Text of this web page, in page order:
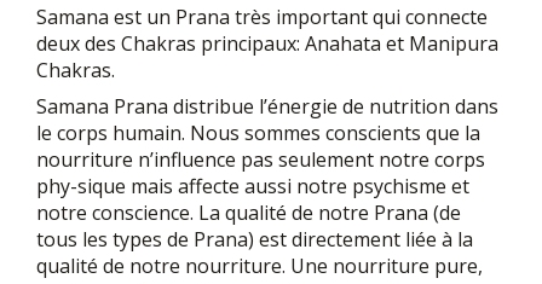
Samana est un Prana très important qui connecte
deux des Chakras principaux: Anahata et Manipura
Chakras.
Samana Prana distribue l’énergie de nutrition dans
le corps humain. Nous sommes conscients que la
nourriture n’influence pas seulement notre corps
phy-sique mais affecte aussi notre psychisme et
notre conscience. La qualité de notre Prana (de
tous les types de Prana) est directement liée à la
qualité de notre nourriture. Une nourriture pure,